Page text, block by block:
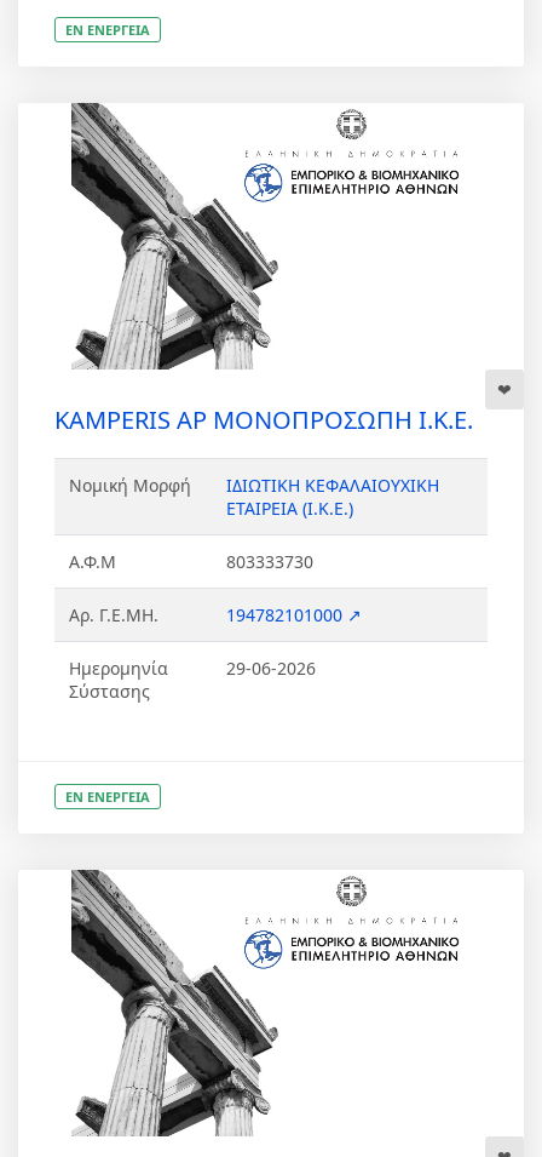
ΕΝ ΕΝΕΡΓΕΙΑ
KAMPERIS AP ΜΟΝΟΠΡΟΣΩΠΗ Ι.Κ.Ε.
Νομική Μορφή
ΙΔΙΩΤΙΚΗ ΚΕΦΑΛΑΙΟΥΧΙΚΗ
ΕΤΑΙΡΕΙΑ (Ι.Κ.Ε.)
Α.Φ.Μ 803333730
Αρ. Γ.Ε.ΜΗ. 194782101000 ↗
Ημερομηνία
Σύστασης
29-06-2026
ΕΝ ΕΝΕΡΓΕΙΑ